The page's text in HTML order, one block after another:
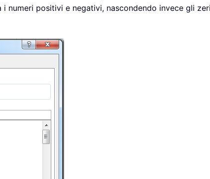
numeri positivi e negativi, nascondendo invece gli